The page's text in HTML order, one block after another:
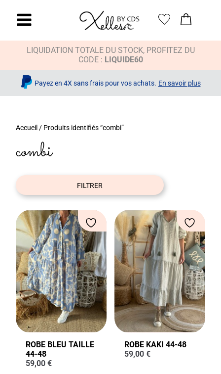
LIQUIDATION TOTALE DU STOCK, PROFITEZ DU
CODE : LIQUIDE60
Payez en 4X sans frais pour vos achats. En savoir plus
Accueil / Produits identifiés “combi”
combi
FILTRER
ROBE BLEU TAILLE
44-48
59,00 €
ROBE KAKI 44-48
59,00 €